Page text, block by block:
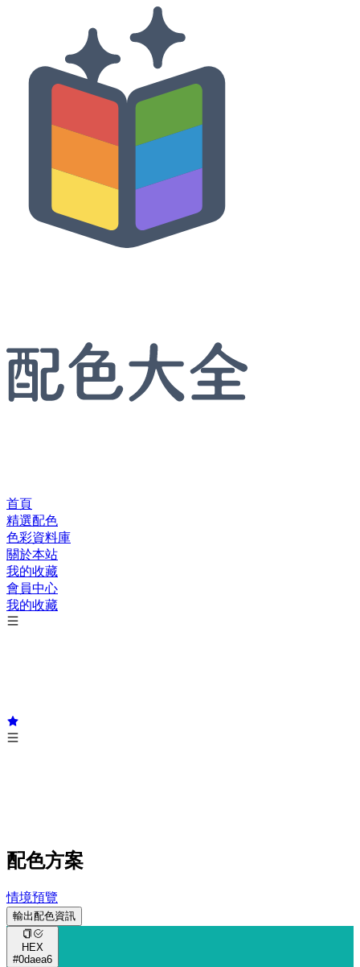
首頁
精選配色
色彩資料庫
關於本站
我的收藏
會員中心
我的收藏
配色方案
情境預覽
輸出配色資訊
HEX
#0daea6